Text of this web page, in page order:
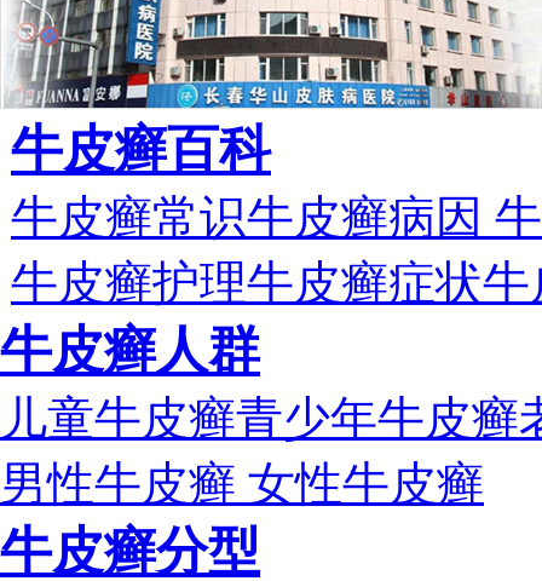
牛皮癣百科
牛皮癣常识牛皮癣病因
牛皮癣护理牛皮癣症状牛
牛皮癣人群
儿童牛皮癣青少年牛皮癣
男性牛皮癣 女性牛皮癣
牛皮癣分型